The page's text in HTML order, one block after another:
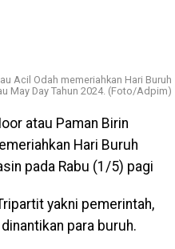
Acil Odah memeriahkan Hari Buruh
May Day Tahun 2024. (Foto/Adpim)
atau Paman Birin
Hari Buruh
pada Rabu (1/5) pagi
yakni pemerintah,
para buruh.